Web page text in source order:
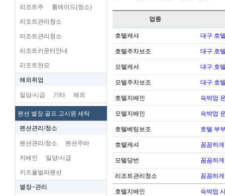
리조트주 룸메이드(청소)
리조트관리청소
리조트관리청소
리조트카운터안내
리조트찬모
해외취업
일당/시급 기타 해외
펜션 별장.골프.고시원 세탁
펜션관리/청소
펜션관리/청소 펜션주바
지배인 일당/시급
키즈풀빌라펜션
별장~관리
업종
호텔캐셔 대구 호
호텔주차보조 대구 호
모텔캐셔 대구 호
모텔주차보조 대구 호
호텔지배인 숙박업
모텔지배인 숙박업
호텔베팅보조 호텔 부
호텔캐셔 꼼꼼하
모텔당번 꼼꼼하
리조트관리청소 꼼꼼하
호텔지배인 숙박업